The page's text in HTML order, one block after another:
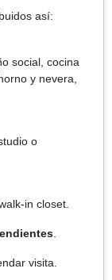
así:
social, cocina
y nevera,
o
in closet.
visita.